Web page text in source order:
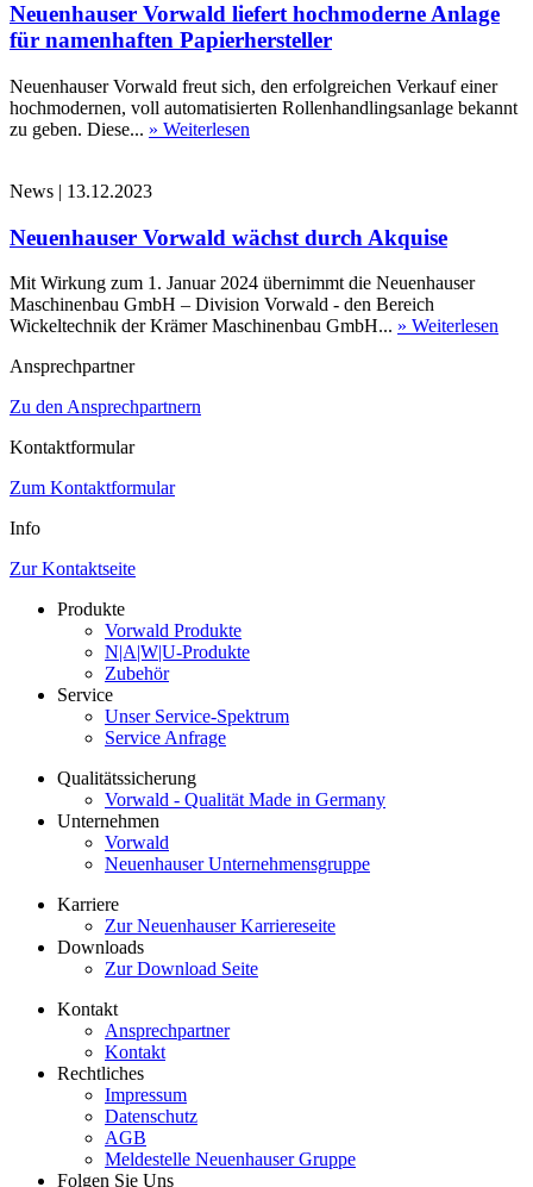
Neuenhauser Vorwald liefert hochmoderne Anlage
für namenhaften Papierhersteller
Neuenhauser Vorwald freut sich, den erfolgreichen Verkauf einer
hochmodernen, voll automatisierten Rollenhandlingsanlage bekannt
zu geben. Diese... » Weiterlesen
News | 13.12.2023
Neuenhauser Vorwald wächst durch Akquise
Mit Wirkung zum 1. Januar 2024 übernimmt die Neuenhauser
Maschinenbau GmbH – Division Vorwald - den Bereich
Wickeltechnik der Krämer Maschinenbau GmbH... » Weiterlesen
Ansprechpartner
Zu den Ansprechpartnern
Kontaktformular
Zum Kontaktformular
Info
Zur Kontaktseite
Produkte
Vorwald Produkte
N|A|W|U-Produkte
Zubehör
Service
Unser Service-Spektrum
Service Anfrage
Qualitätssicherung
Vorwald - Qualität Made in Germany
Unternehmen
Vorwald
Neuenhauser Unternehmensgruppe
Karriere
Zur Neuenhauser Karriereseite
Downloads
Zur Download Seite
Kontakt
Ansprechpartner
Kontakt
Rechtliches
Impressum
Datenschutz
AGB
Meldestelle Neuenhauser Gruppe
Folgen Sie Uns